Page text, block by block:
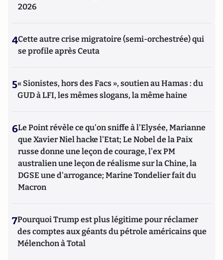
2026
4Cette autre crise migratoire (semi-orchestrée) qui
se profile après Ceuta
5« Sionistes, hors des Facs », soutien au Hamas : du
GUD à LFI, les mêmes slogans, la même haine
6Le Point révèle ce qu'on sniffe à l'Elysée, Marianne
que Xavier Niel hacke l'Etat; Le Nobel de la Paix
russe donne une leçon de courage, l'ex PM
australien une leçon de réalisme sur la Chine, la
DGSE une d'arrogance; Marine Tondelier fait du
Macron
7Pourquoi Trump est plus légitime pour réclamer
des comptes aux géants du pétrole américains que
Mélenchon à Total